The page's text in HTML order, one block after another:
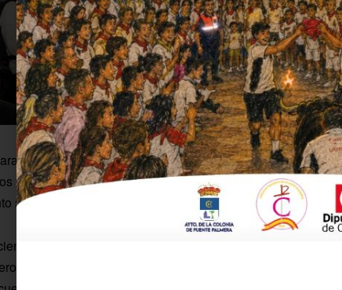
que Fuente Carreteros empiece a funcionar como
frentes que hay abiertos y después del parón navideño se
sea pleno».
Local, «se autoriza a que todos los impuestos sean
harán un adelanto del 80% de los impuestos a los